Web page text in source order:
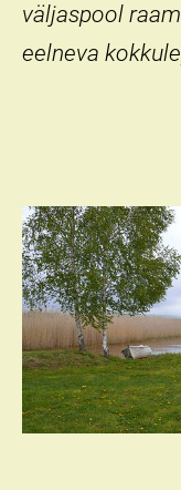
väljaspool
eelneva